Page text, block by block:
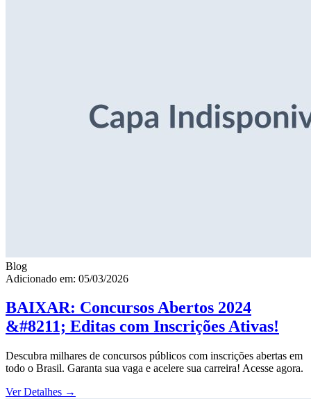
Blog
Adicionado em: 05/03/2026
BAIXAR: Concursos Abertos 2024
&#8211; Editas com Inscrições Ativas!
Descubra milhares de concursos públicos com inscrições abertas em
todo o Brasil. Garanta sua vaga e acelere sua carreira! Acesse agora.
Ver Detalhes →